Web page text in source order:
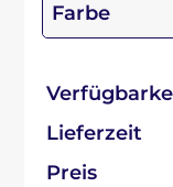
Farbe
Lieferzeit
Preis